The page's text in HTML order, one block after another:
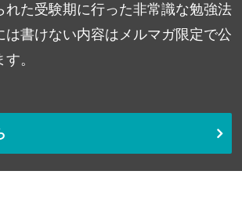
れた受験期に行った非常識な勉強法
は書けない内容はメルマガ限定で公
。